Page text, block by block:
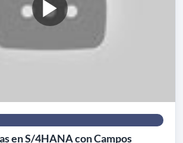
en S/4HANA con Campos